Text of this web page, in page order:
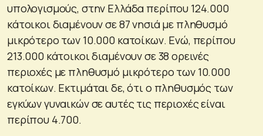
υπολογισμούς, στην Ελλάδα περίπου 124.000
κάτοικοι διαμένουν σε 87 νησιά με πληθυσμό
μικρότερο των 10.000 κατοίκων. Ενώ, περίπου
213.000 κάτοικοι διαμένουν σε 38 ορεινές
περιοχές με πληθυσμό μικρότερο των 10.000
κατοίκων. Εκτιμάται δε, ότι ο πληθυσμός των
εγκύων γυναικών σε αυτές τις περιοχές είναι
περίπου 4.700.